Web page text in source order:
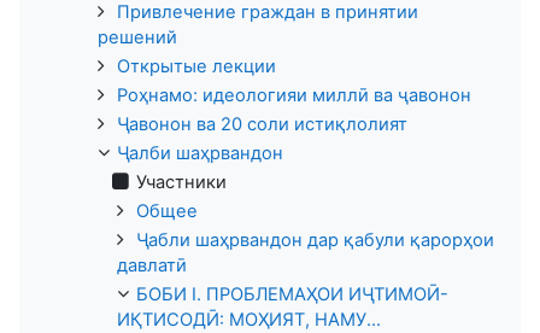
Привлечение граждан в принятии
решений
Открытые лекции
Роҳнамо: идеологияи миллӣ ва ҷавонон
Ҷавонон ва 20 соли истиқлолият
Ҷалби шаҳрвандон
Участники
Общее
Ҷабли шаҳрвандон дар қабули қарорҳои
давлатӣ
БОБИ I. ПРОБЛЕМАҲОИ ИҶТИМОӢ-
ИҚТИСОДӢ: МОҲИЯТ, НАМУ...